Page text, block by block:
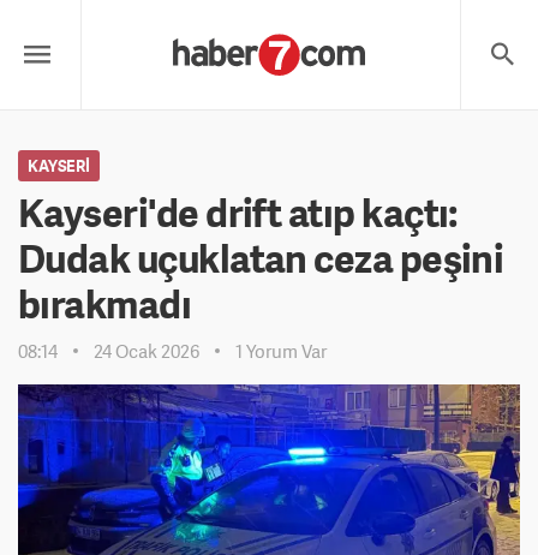
KAYSERI
Kayseri'de drift atıp kaçtı:
Dudak uçuklatan ceza peşini
bırakmadı
08:14 24 Ocak 2026 1 Yorum Var